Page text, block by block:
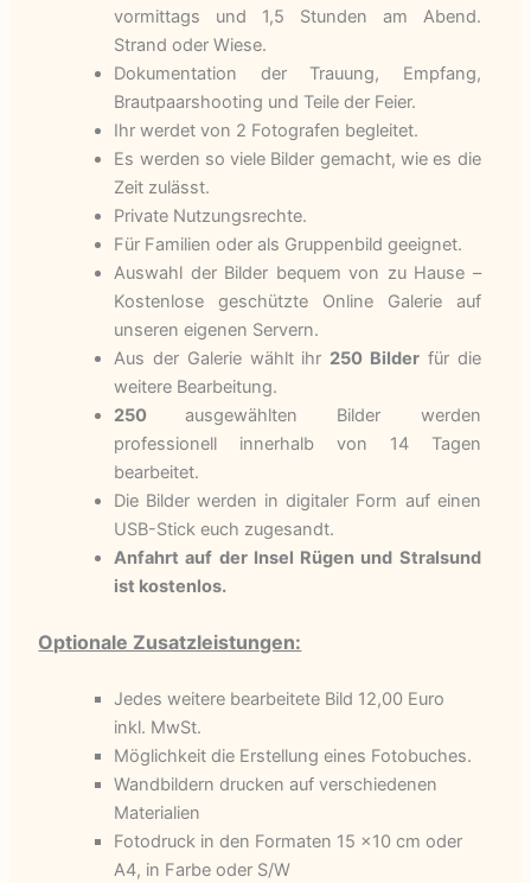
vormittags und 1,5 Stunden am Abend.
Strand oder Wiese.
Dokumentation der Trauung, Empfang,
Brautpaarshooting und Teile der Feier.
Ihr werdet von 2 Fotografen begleitet.
Es werden so viele Bilder gemacht, wie es die
Zeit zulässt.
Private Nutzungsrechte.
Für Familien oder als Gruppenbild geeignet.
Auswahl der Bilder bequem von zu Hause –
Kostenlose geschützte Online Galerie auf
unseren eigenen Servern.
Aus der Galerie wählt ihr 250 Bilderfür die
weitere Bearbeitung.
250ausgewählten Bilder werden
professionell innerhalb von 14 Tagen
bearbeitet.
Die Bilder werden in digitaler Form auf einen
USB-Stick euch zugesandt.
Anfahrt auf der Insel Rügen und Stralsund
ist kostenlos.
Optionale Zusatzleistungen:
Jedes weitere bearbeitete Bild 12,00 Euro
inkl. MwSt.
Möglichkeit die Erstellung eines Fotobuches.
Wandbildern drucken auf verschiedenen
Materialien
Fotodruck in den Formaten 15 x10 cm oder
A4, in Farbe oder S/W